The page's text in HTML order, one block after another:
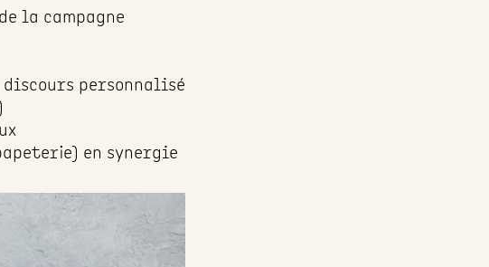
la campagne
personnalisé
en synergie